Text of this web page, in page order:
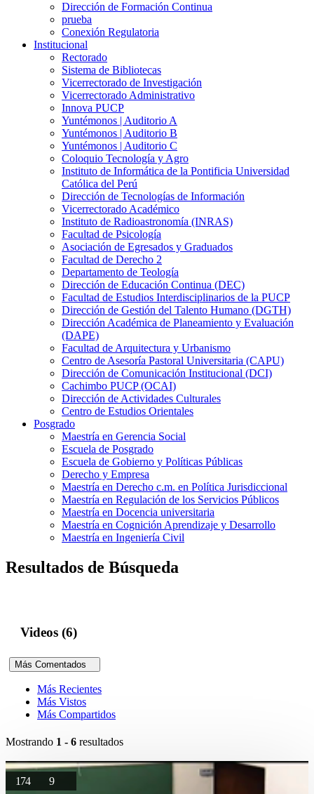
Dirección de Formación Continua
prueba
Conexión Regulatoria
Institucional
Rectorado
Sistema de Bibliotecas
Vicerrectorado de Investigación
Vicerrectorado Administrativo
Innova PUCP
Yuntémonos | Auditorio A
Yuntémonos | Auditorio B
Yuntémonos | Auditorio C
Coloquio Tecnología y Agro
Instituto de Informática de la Pontificia Universidad
Católica del Perú
Dirección de Tecnologías de Información
Vicerrectorado Académico
Instituto de Radioastronomía (INRAS)
Facultad de Psicología
Asociación de Egresados y Graduados
Facultad de Derecho 2
Departamento de Teología
Dirección de Educación Continua (DEC)
Facultad de Estudios Interdisciplinarios de la PUCP
Dirección de Gestión del Talento Humano (DGTH)
Dirección Académica de Planeamiento y Evaluación
(DAPE)
Facultad de Arquitectura y Urbanismo
Centro de Asesoría Pastoral Universitaria (CAPU)
Dirección de Comunicación Institucional (DCI)
Cachimbo PUCP (OCAI)
Dirección de Actividades Culturales
Centro de Estudios Orientales
Posgrado
Maestría en Gerencia Social
Escuela de Posgrado
Escuela de Gobierno y Políticas Públicas
Derecho y Empresa
Maestría en Derecho c.m. en Política Jurisdiccional
Maestría en Regulación de los Servicios Públicos
Maestría en Docencia universitaria
Maestría en Cognición Aprendizaje y Desarrollo
Maestría en Ingeniería Civil
Resultados de Búsqueda
Videos (6)
Más Comentados
Más Recientes
Más Vistos
Más Compartidos
Mostrando 1 - 6 resultados
174 9